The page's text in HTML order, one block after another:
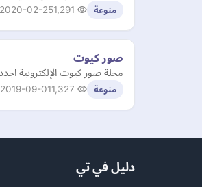
منوعة 2020-02-25
صور كيوت
مجلة صور كيوت الإلكترونية
منوعة 2019-09-01
دليل في تي